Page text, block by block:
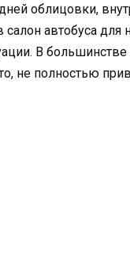
облицовки,
салон автобуса
В
не полностью